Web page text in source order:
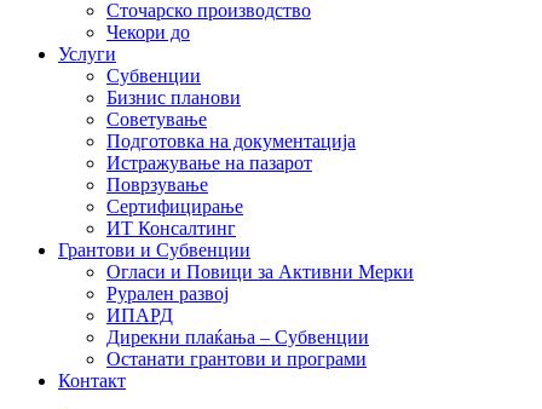
Сточарско производство
Чекори до
Услуги
Субвенции
Бизнис планови
Советување
Подготовка на документација
Истражување на пазарот
Поврзување
Сертифицирање
ИТ Консалтинг
Грантови и Субвенции
Огласи и Повици за Активни Мерки
Рурален развој
ИПАРД
Дирекни плаќања – Субвенции
Останати грантови и програми
Контакт